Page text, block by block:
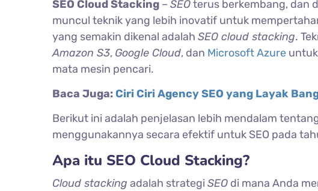
SEO Cloud Stacking – SEOterus berkembang, dan
muncul teknik yang lebih inovatif untuk
yang semakin dikenal adalah SEO cloud stacking.
Amazon S3, Google Cloud, dan Microsoft Azure
mata mesin pencari.
Baca Juga:Ciri Ciri Agency SEO yang Layak
Berikut ini adalah penjelasan lebih mendalam
menggunakannya secara efektif untuk SEO pada
Apa itu SEO Cloud Stacking?
Cloud stacking adalah strategi SEO di mana Anda